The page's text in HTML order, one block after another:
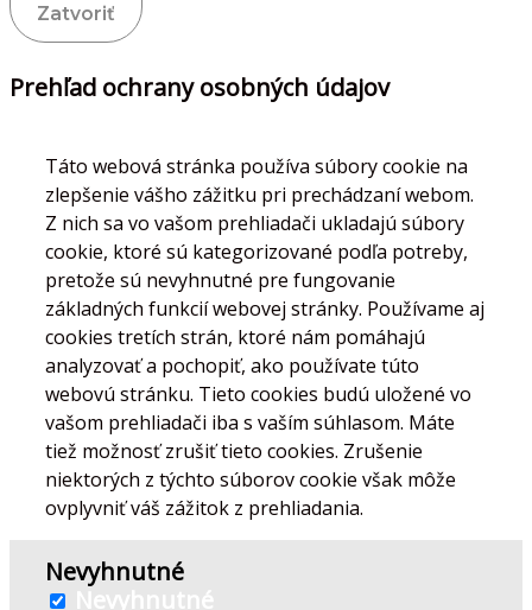
Zatvoriť
Prehľad ochrany osobných údajov
Táto webová stránka používa súbory cookie na
zlepšenie vášho zážitku pri prechádzaní webom.
Z nich sa vo vašom prehliadači ukladajú súbory
cookie, ktoré sú kategorizované podľa potreby,
pretože sú nevyhnutné pre fungovanie
základných funkcií webovej stránky. Používame aj
cookies tretích strán, ktoré nám pomáhajú
analyzovať a pochopiť, ako používate túto
webovú stránku. Tieto cookies budú uložené vo
vašom prehliadači iba s vaším súhlasom. Máte
tiež možnosť zrušiť tieto cookies. Zrušenie
niektorých z týchto súborov cookie však môže
ovplyvniť váš zážitok z prehliadania.
Nevyhnutné